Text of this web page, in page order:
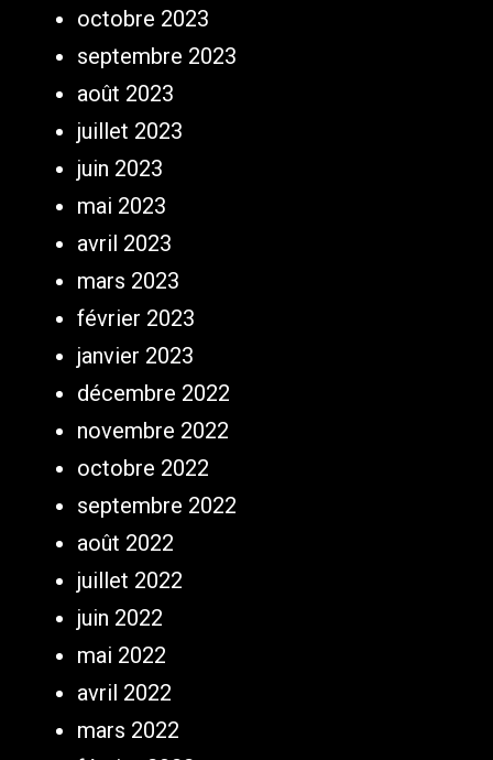
octobre 2023
septembre 2023
août 2023
juillet 2023
juin 2023
mai 2023
avril 2023
mars 2023
février 2023
janvier 2023
décembre 2022
novembre 2022
octobre 2022
septembre 2022
août 2022
juillet 2022
juin 2022
mai 2022
avril 2022
mars 2022